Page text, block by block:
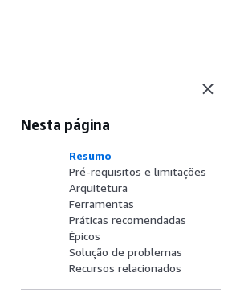
Nesta página
Resumo
Pré-requisitos e limitações
Arquitetura
Ferramentas
Práticas recomendadas
Épicos
Solução de problemas
Recursos relacionados